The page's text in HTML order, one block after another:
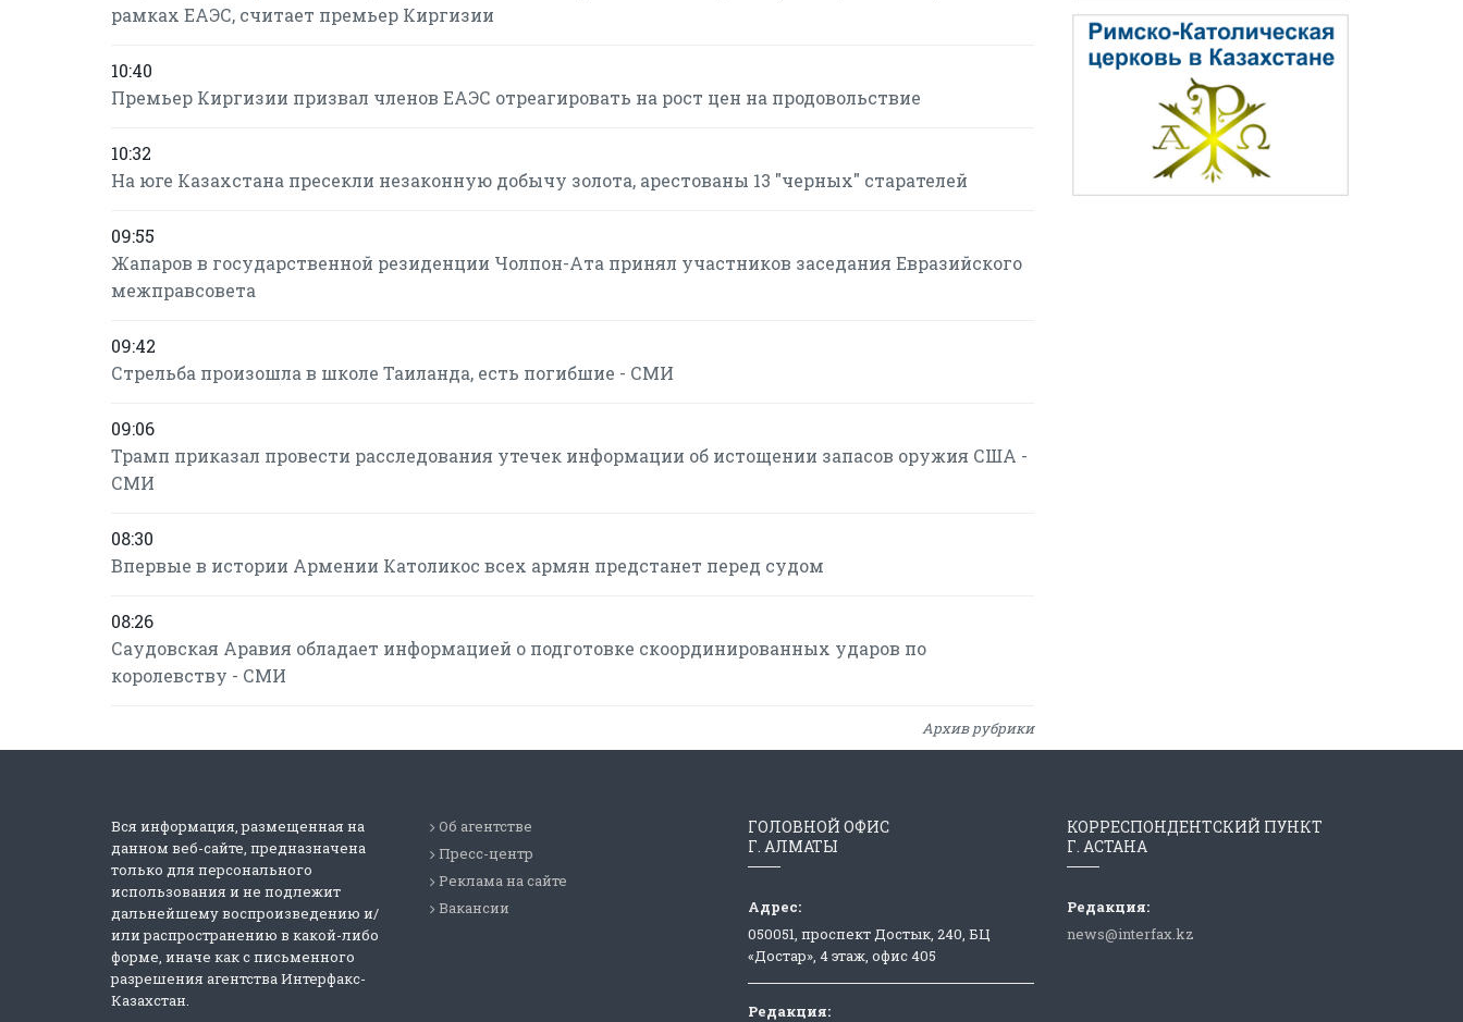
рамках ЕАЭС, считает премьер Киргизии
10:40
Премьер Киргизии призвал членов ЕАЭС отреагировать на рост цен на продовольствие
10:32
На юге Казахстана пресекли незаконную добычу золота, арестованы 13 "черных" старателей
09:55
Жапаров в государственной резиденции Чолпон-Ата принял участников заседания Евразийского
межправсовета
09:42
Стрельба произошла в школе Таиланда, есть погибшие - СМИ
09:06
Трамп приказал провести расследования утечек информации об истощении запасов оружия США -
СМИ
08:30
Впервые в истории Армении Католикос всех армян предстанет перед судом
08:26
Саудовская Аравия обладает информацией о подготовке скоординированных ударов по
королевству - СМИ
Архив рубрики
Вся информация, размещенная на
данном веб-сайте, предназначена
только для персонального
использования и не подлежит
дальнейшему воспроизведению и/
или распространению в какой-либо
форме, иначе как с письменного
разрешения агентства Интерфакс-
Казахстан.
Об агентстве
Пресс-центр
Реклама на сайте
Вакансии
ГОЛОВНОЙ ОФИС
Г. АЛМАТЫ
Адрес:
050051, проспект Достык, 240, БЦ
«Достар», 4 этаж, офис 405
Редакция:
КОРРЕСПОНДЕНТСКИЙ ПУНКТ
Г. АСТАНА
Редакция:
news@interfax.kz